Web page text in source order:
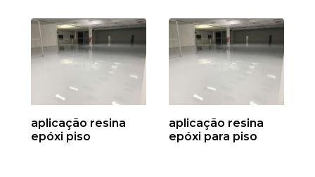
aplicação resina
epóxi piso
aplicação resina
epóxi para piso